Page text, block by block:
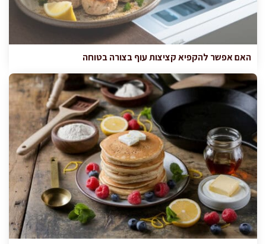
האם אפשר להקפיא קציצות עוף בצורה בטוחה